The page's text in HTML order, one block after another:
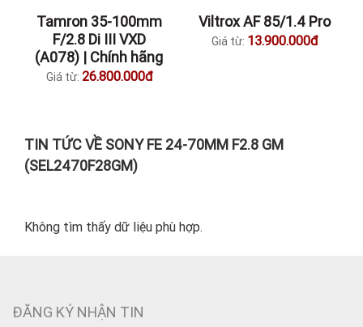
Tamron 35-100mm
F/2.8 Di III VXD
(A078) | Chính hãng
Giá từ: 26.800.000đ
Viltrox AF 85/1.4 Pro
Giá từ: 13.900.000đ
TIN TỨC VỀ SONY FE 24-70MM F2.8 GM
(SEL2470F28GM)
Không tìm thấy dữ liệu phù hợp.
ĐĂNG KÝ NHẬN TIN